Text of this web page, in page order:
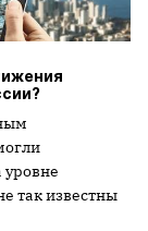
так известны